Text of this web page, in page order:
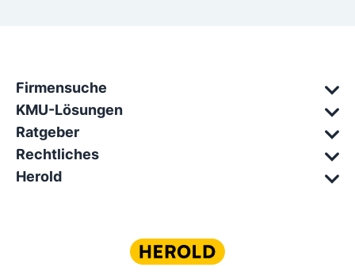
Firmensuche
KMU-Lösungen
Ratgeber
Rechtliches
Herold